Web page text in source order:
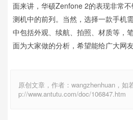
面来讲，华硕Zenfone 2的表现非常
测机中的前列。当然，选择一款手机
中包括外观、续航、拍照、材质等，
面为大家做的分析，希望能给广大网友
原创文章，作者：wangzhenhuan，如
p://www.antutu.com/doc/106847.htm